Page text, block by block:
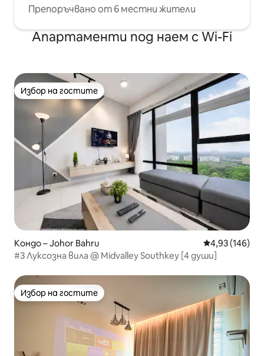
Препоръчвано от 6 местни жители
Апартаменти под наем с Wi-Fi
Избор на гостите
Избор на гостите
Кондо – Johor Bahru Средна
4,93 (146)
#3 Луксозна вила @ Midvalley Southkey [4 души]
Избор на гостите
Избор на гостите